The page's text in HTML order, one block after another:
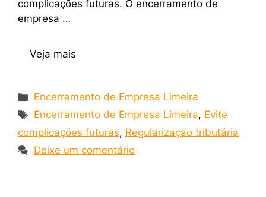
complicações futuras. O encerramento de
empresa …
Veja mais
Encerramento de Empresa Limeira
Encerramento de Empresa Limeira, Evite
complicações futuras, Regularização tributária
Deixe um comentário